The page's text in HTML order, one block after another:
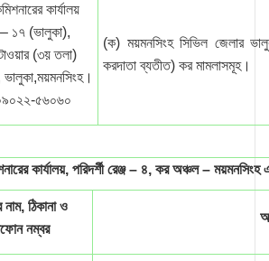
কার্যালয়
– ১৭ (ভালুকা),
(৩য় তলা)
৫৬০৬০
(ক) ময়মনসিংহ সিভিল জেলার
করদাতা ব্যতীত) কর মামলাসমূহ।
কার্যালয়, পরিদর্শী রেঞ্জ – ৪, কর অঞ্চল –
নাম, ঠিকানা ও
নম্বর